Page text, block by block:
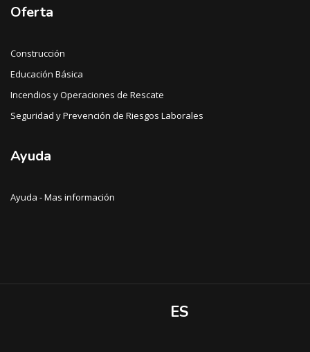
Oferta
Construcción
Educación Básica
Incendios y Operaciones de Rescate
Seguridad y Prevención de Riesgos Laborales
Ayuda
Ayuda - Mas información
ES